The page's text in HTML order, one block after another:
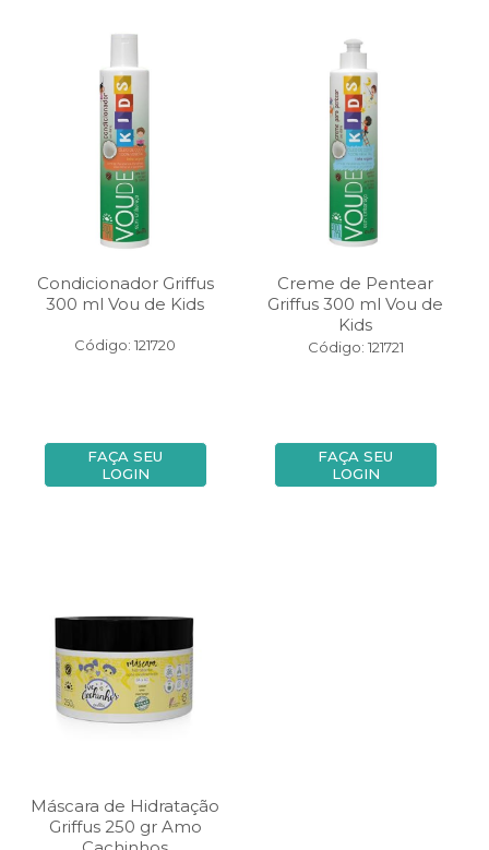
Condicionador Griffus
300 ml Vou de Kids
Código: 121720
FAÇA SEU
LOGIN
Creme de Pentear
Griffus 300 ml Vou de
Kids
Código: 121721
FAÇA SEU
LOGIN
Máscara de Hidratação
Griffus 250 gr Amo